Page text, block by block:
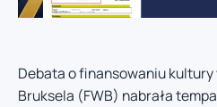
Debata o finansowaniu
Bruksela (FWB) nabrała